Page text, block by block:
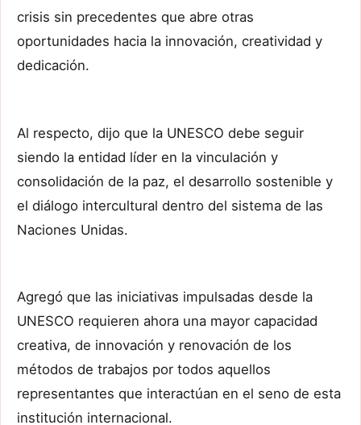
crisis sin precedentes que abre otras
oportunidades hacia la innovación, creatividad y
dedicación.
Al respecto, dijo que la UNESCO debe seguir
siendo la entidad líder en la vinculación y
consolidación de la paz, el desarrollo sostenible y
el diálogo intercultural dentro del sistema de las
Naciones Unidas.
Agregó que las iniciativas impulsadas desde la
UNESCO requieren ahora una mayor capacidad
creativa, de innovación y renovación de los
métodos de trabajos por todos aquellos
representantes que interactúan en el seno de esta
institución internacional.